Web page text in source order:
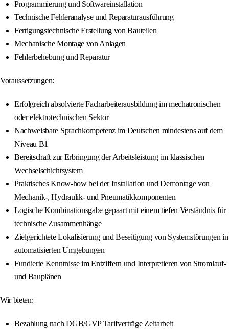
Programmierung und Softwareinstallation
Technische Fehleranalyse und Reparaturausführung
Fertigungstechnische Erstellung von Bauteilen
Mechanische Montage von Anlagen
Fehlerbehebung und Reparatur
Voraussetzungen:
Erfolgreich absolvierte Facharbeiterausbildung im mechatronischen
oder elektrotechnischen Sektor
Nachweisbare Sprachkompetenz im Deutschen mindestens auf dem
Niveau B1
Bereitschaft zur Erbringung der Arbeitsleistung im klassischen
Wechselschichtsystem
Praktisches Know-how bei der Installation und Demontage von
Mechanik-, Hydraulik- und Pneumatikkomponenten
Logische Kombinationsgabe gepaart mit einem tiefen Verständnis für
technische Zusammenhänge
Zielgerichtete Lokalisierung und Beseitigung von Systemstörungen in
automatisierten Umgebungen
Fundierte Kenntnisse im Entziffern und Interpretieren von Stromlauf-
und Bauplänen
Wir bieten:
Bezahlung nach DGB/GVP Tarifverträge Zeitarbeit